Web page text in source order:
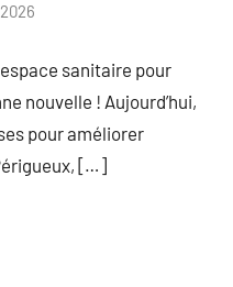
sanitaire pour
nouvelle ! Aujourd’hui,
pour améliorer
[…]